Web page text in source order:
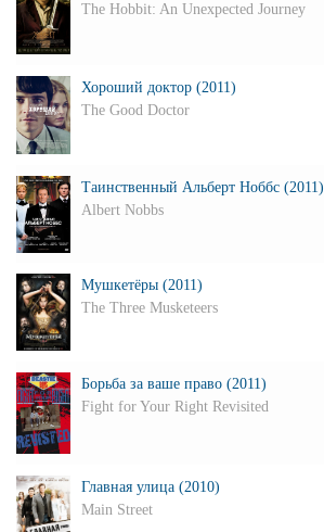
The Hobbit: An Unexpected Journey
Хороший доктор (2011)
The Good Doctor
Таинственный Альберт Ноббс (2011)
Albert Nobbs
Мушкетёры (2011)
The Three Musketeers
Борьба за ваше право (2011)
Fight for Your Right Revisited
Главная улица (2010)
Main Street